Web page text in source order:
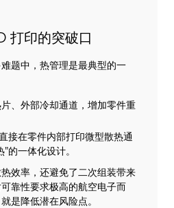
打印的突破口
题中，热管理是最典型的一
、外部冷却通道，增加零件重
接在零件内部打印微型散热通
的一体化设计。
效率，还避免了二次组装带来
靠性要求极高的航空电子而
是降低潜在风险点。